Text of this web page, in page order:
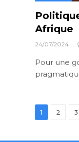
Afrique
24/07/2024
Pour une
1 2 3